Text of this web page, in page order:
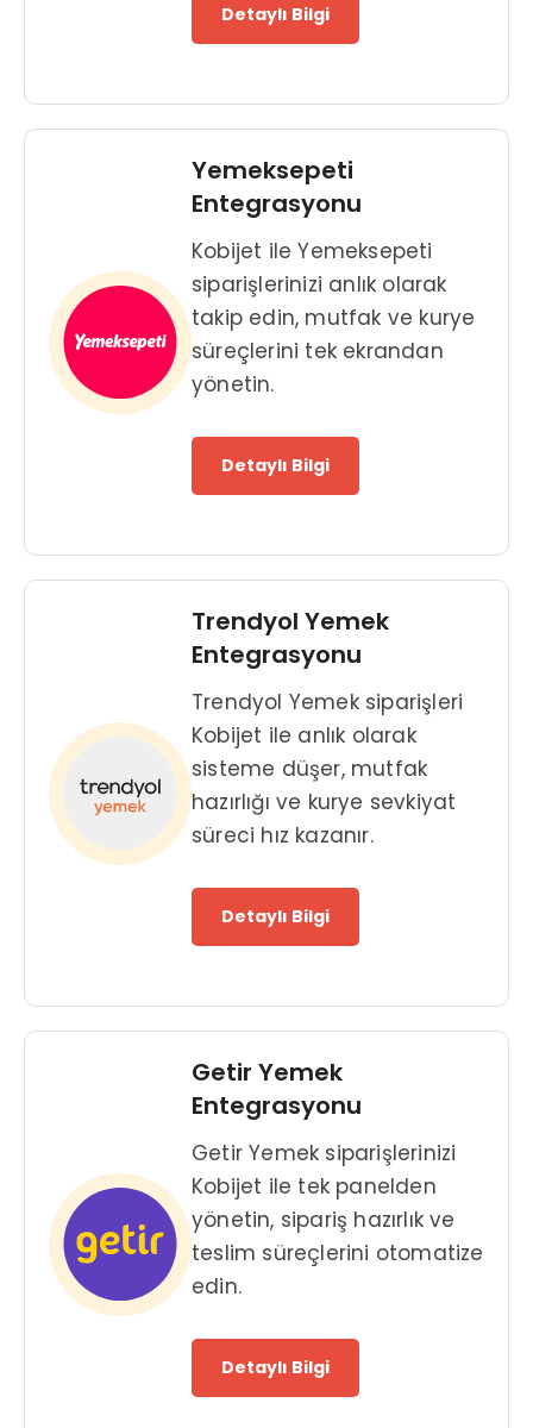
Detaylı Bilgi
Yemeksepeti
Entegrasyonu
Kobijet ile Yemeksepeti
siparişlerinizi anlık olarak
takip edin, mutfak ve kurye
süreçlerini tek ekrandan
yönetin.
Detaylı Bilgi
Trendyol Yemek
Entegrasyonu
Trendyol Yemek siparişleri
Kobijet ile anlık olarak
sisteme düşer, mutfak
hazırlığı ve kurye sevkiyat
süreci hız kazanır.
Detaylı Bilgi
Getir Yemek
Entegrasyonu
Getir Yemek siparişlerinizi
Kobijet ile tek panelden
yönetin, sipariş hazırlık ve
teslim süreçlerini otomatize
edin.
Detaylı Bilgi